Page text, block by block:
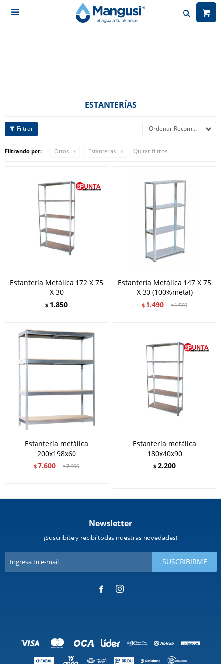

ESTANTERÍAS
Recomendados
Filtrando por: Otros Estanterías Quitar filtros
Estantería Metálica 172 X 75
X 30
$ 1.850
Estantería Metálica 147 X 75
X 30 (100%metal)
$ 1.490 $1.590
Estantería metálica
200x198x60
$ 7.600 $7.900
Estantería metálica
180x40x90
$ 2.200
Newsletter
¡Suscribite y recibí todas nuestras novedades!
SUSCRIBIRME
 